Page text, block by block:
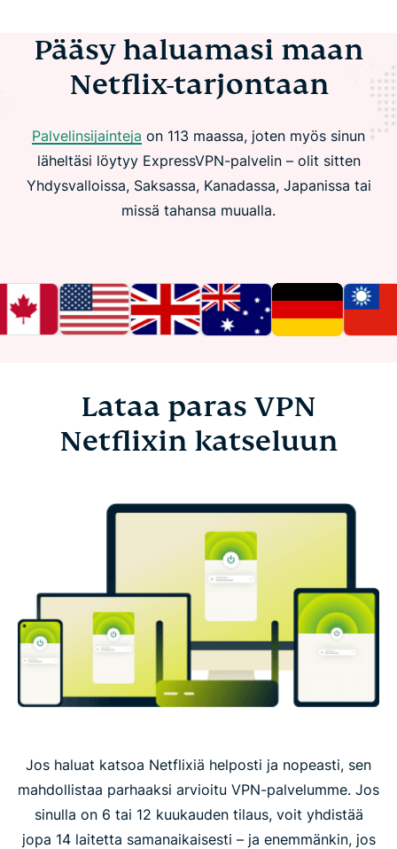
Pääsy haluamasi maan
Netflix-tarjontaan
Palvelinsijainteja on 113 maassa, joten myös sinun
läheltäsi löytyy ExpressVPN-palvelin – olit sitten
Yhdysvalloissa, Saksassa, Kanadassa, Japanissa tai
missä tahansa muualla.
Lataa paras VPN
Netflixin katseluun
Jos haluat katsoa Netflixiä helposti ja nopeasti, sen
mahdollistaa parhaaksi arvioitu VPN-palvelumme. Jos
sinulla on 6 tai 12 kuukauden tilaus, voit yhdistää
jopa 14 laitetta samanaikaisesti – ja enemmänkin, jos